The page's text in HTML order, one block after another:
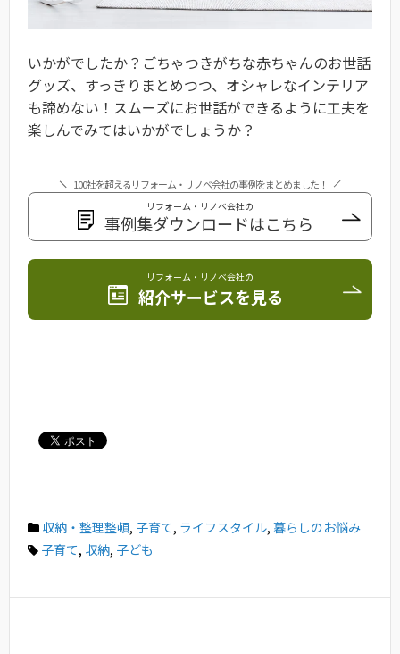
いかがでしたか？ごちゃつきがちな赤ちゃんのお世話
グッズ、すっきりまとめつつ、オシャレなインテリア
も諦めない！スムーズにお世話ができるように工夫を
楽しんでみてはいかがでしょうか？
100社を超えるリフォーム・リノベ会社の事例をまとめました！
リフォーム・リノベ会社の
事例集ダウンロードはこちら
リフォーム・リノベ会社の
紹介サービスを見る
収納・整理整頓, 子育て, ライフスタイル, 暮らしのお悩み
子育て, 収納, 子ども